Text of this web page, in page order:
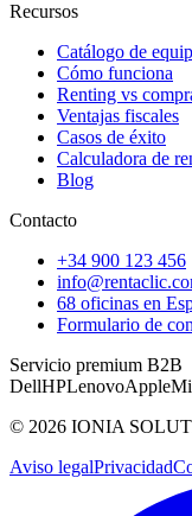
Recursos
Catálogo de
Cómo funciona
Renting vs
Ventajas fiscales
Casos de éxito
Calculadora de
Blog
Contacto
+34 900 123 456
68 oficinas en
Formulario de
Servicio premium B2B
DellHPLenovoApple
© 2026 IONIA
Aviso legalPrivacidad